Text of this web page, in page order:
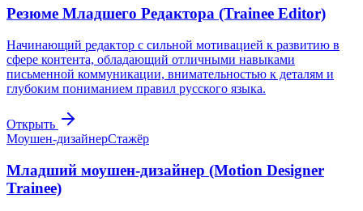
Резюме Младшего Редактора (Trainee Editor)
Начинающий редактор с сильной мотивацией к развитию в
сфере контента, обладающий отличными навыками
письменной коммуникации, внимательностью к деталям и
глубоким пониманием правил русского языка.
Открыть
Моушен-дизайнерСтажёр
Младший моушен-дизайнер (Motion Designer
Trainee)